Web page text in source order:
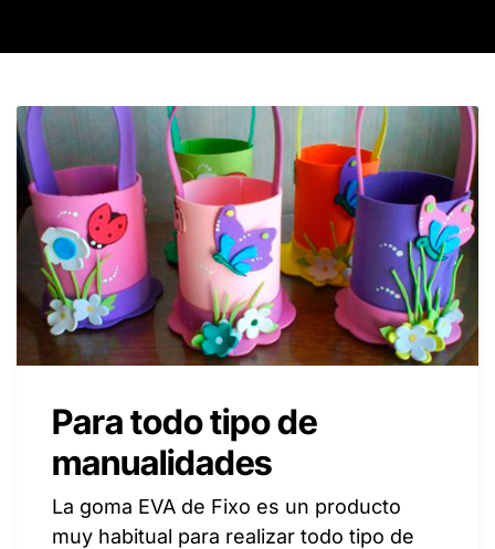
Para todo tipo de
manualidades
La goma EVA de Fixo es un producto
muy habitual para realizar todo tipo de